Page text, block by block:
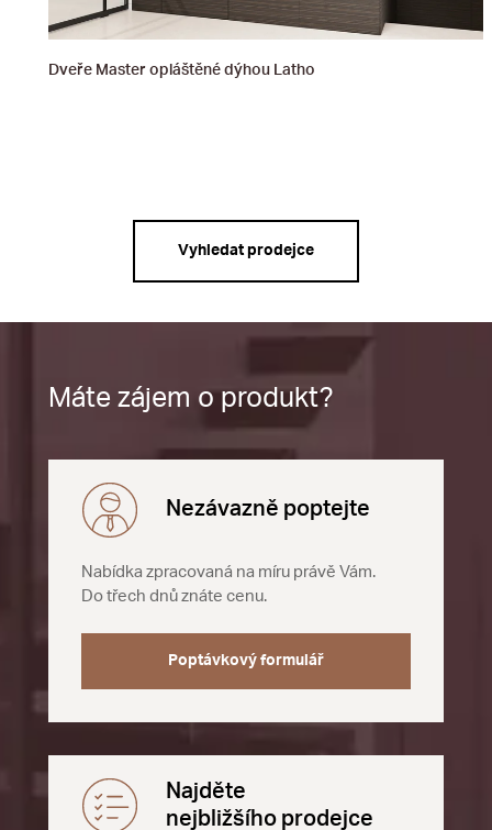
Dveře Master opláštěné dýhou Latho
Vyhledat prodejce
Máte zájem o produkt?
Nezávazně poptejte
Nabídka zpracovaná na míru právě Vám.
Do třech dnů znáte cenu.
Poptávkový formulář
Najděte
nejbližšího prodejce